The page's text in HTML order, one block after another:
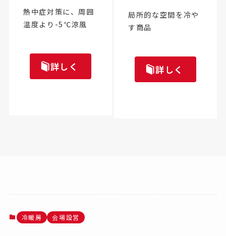
熱中症対策に、周囲
温度より-5℃涼風
詳しく
局所的な空間を冷や
す商品
詳しく
冷暖房 会場設営